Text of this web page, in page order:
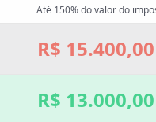
Até 150% do valor do
R$ 15.400,00
R$ 13.000,00